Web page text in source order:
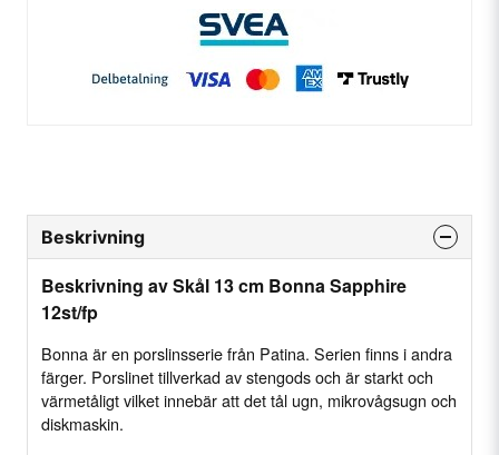
Beskrivning
Beskrivning av Skål 13 cm Bonna Sapphire
12st/fp
Bonna är en porslinsserie från Patina. Serien finns i andra
färger. Porslinet tillverkad av stengods och är starkt och
värmetåligt vilket innebär att det tål ugn, mikrovågsugn och
diskmaskin.